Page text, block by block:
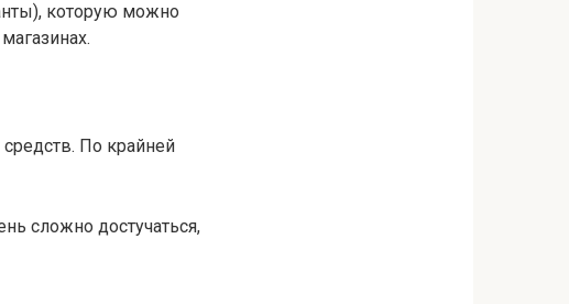
которую можно
По крайней
сложно достучаться,